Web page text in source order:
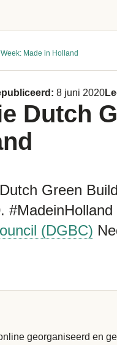
Made in Holland
8 juni 2020
Dutch
Green
(DGBC)
georganiseerd en